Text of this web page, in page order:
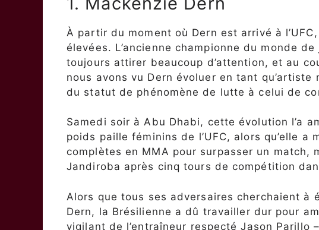
À partir du moment où Dern est arrivé à
élevées. L’ancienne championne du monde
toujours attirer beaucoup d’attention, et au
nous avons vu Dern évoluer en tant
du statut de phénomène de lutte à celui de
Samedi soir à Abu Dhabi, cette évolution l’a
poids paille féminins de l’UFC, alors qu’elle a
complètes en MMA pour surpasser un match,
Jandiroba après cinq tours de compétition
Alors que tous ses adversaires cherchaient
Dern, la Brésilienne a dû travailler dur pour
vigilant de l’entraîneur respecté Jason Parillo